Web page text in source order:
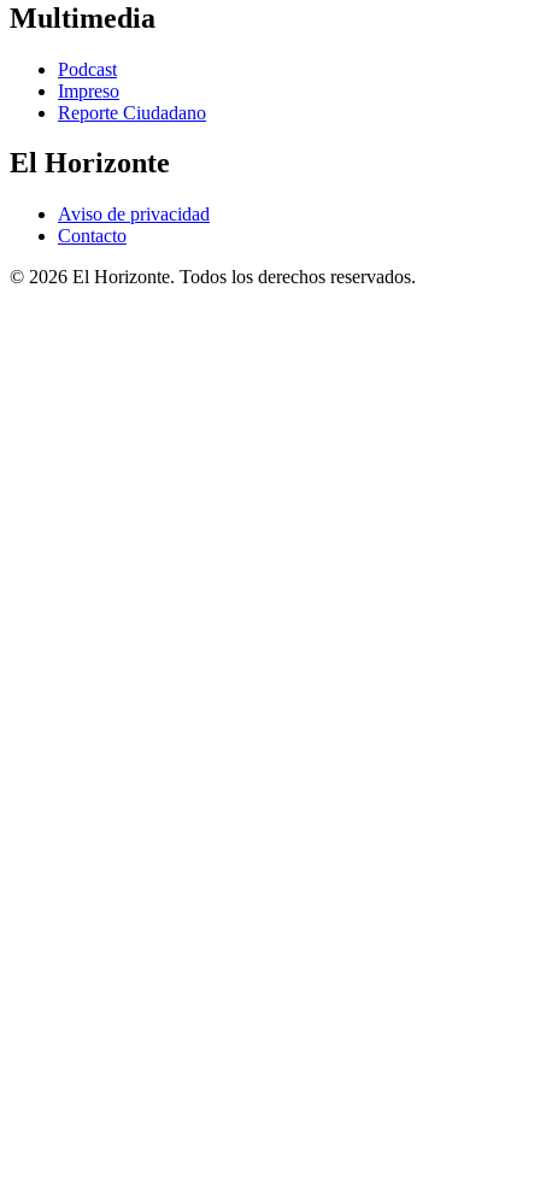
Multimedia
Podcast
Impreso
Reporte Ciudadano
El Horizonte
Aviso de privacidad
Contacto
© 2026 El Horizonte. Todos los derechos reservados.